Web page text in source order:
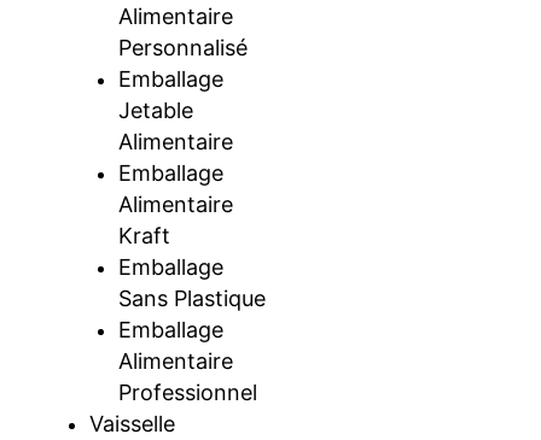
Alimentaire
Personnalisé
Emballage
Jetable
Alimentaire
Emballage
Alimentaire
Kraft
Emballage
Sans Plastique
Emballage
Alimentaire
Professionnel
Vaisselle